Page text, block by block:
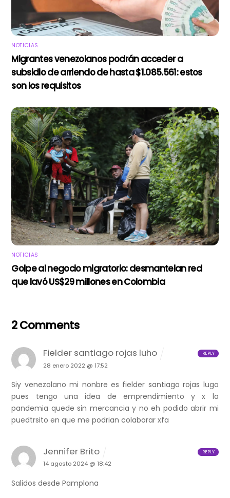
NOTICIAS
Migrantes venezolanos podrán acceder a
subsidio de arriendo de hasta $1.085.561: estos
son los requisitos
NOTICIAS
Golpe al negocio migratorio: desmantelan red
que lavó US$29 millones en Colombia
2 Comments
Fielder santiago rojas luho
28 enero 2022 @ 17:52
Siy venezolano mi nonbre es fielder santiago rojas lugo
pues tengo una idea de emprendimiento y x la
pandemia quede sin mercancia y no eh podido abrir mi
puedtrsito en que me podrian colaborar xfa
REPLY
Jennifer Brito
14 agosto 2024 @ 18:42
Salidos desde Pamplona
REPLY